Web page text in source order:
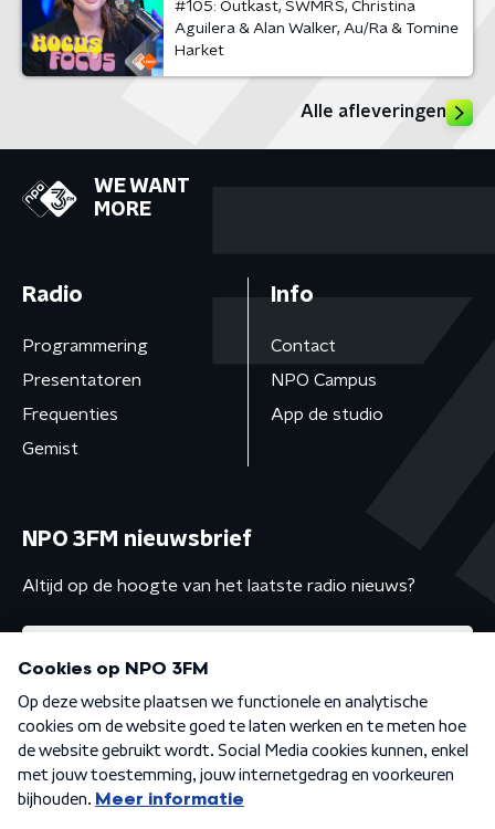
#105: Outkast, SWMRS, Christina
Aguilera & Alan Walker, Au/Ra & Tomine
Harket
Alle afleveringen
WE WANT
MORE
Radio
Programmering
Presentatoren
Frequenties
Gemist
Info
Contact
NPO Campus
App de studio
NPO 3FM nieuwsbrief
Altijd op de hoogte van het laatste radio nieuws?
Algemene voorwaarden Privacybeleid